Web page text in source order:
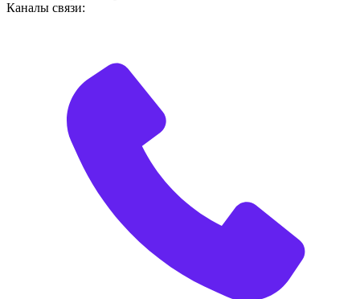
Каналы связи: